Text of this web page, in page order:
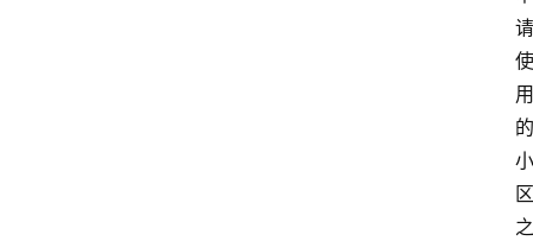
请
使
用
的
小
区
之